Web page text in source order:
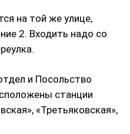
на той же улице,
2. Входить надо со
и Посольство
станции
«Третьяковская»,